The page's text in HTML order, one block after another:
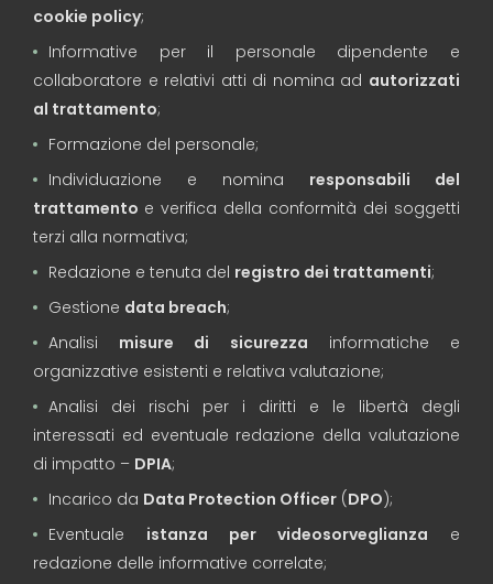
cookie policy;
Informative per il personale dipendente e
collaboratore e relativi atti di nomina ad autorizzati
al trattamento;
Formazione del personale;
Individuazione e nomina responsabili del
trattamento e verifica della conformità dei soggetti
terzi alla normativa;
Redazione e tenuta del registro dei trattamenti;
Gestione data breach;
Analisi misure di sicurezza informatiche e
organizzative esistenti e relativa valutazione;
Analisi dei rischi per i diritti e le libertà degli
interessati ed eventuale redazione della valutazione
di impatto – DPIA;
Incarico da Data Protection Officer (DPO);
Eventuale istanza per videosorveglianza e
redazione delle informative correlate;